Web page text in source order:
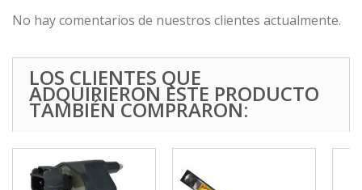
No hay comentarios de nuestros clientes actualmente.
LOS CLIENTES QUE
ADQUIRIERON ESTE PRODUCTO
TAMBIÉN COMPRARON: